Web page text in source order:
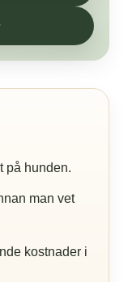
på hunden.
man vet
kostnader i